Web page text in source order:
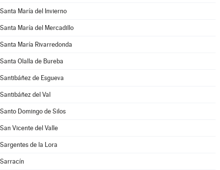
Santa María del Invierno
Santa María del Mercadillo
Santa María Rivarredonda
Santa Olalla de Bureba
Santibáñez de Esgueva
Santibáñez del Val
Santo Domingo de Silos
San Vicente del Valle
Sargentes de la Lora
Sarracín